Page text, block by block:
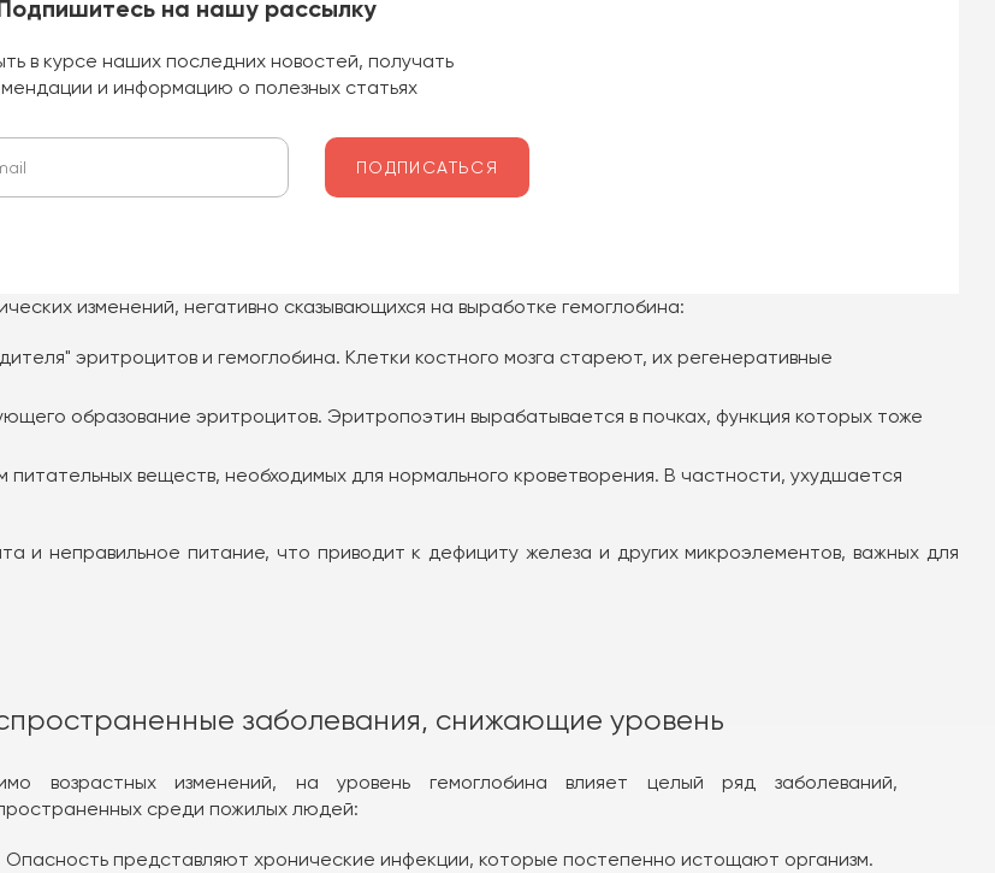
на нашу рассылку
в курсе наших последних новостей, получать
и информацию о полезных статьях
изменений, негативно сказывающихся на выработке гемоглобина:
эритроцитов и гемоглобина. Клетки костного мозга стареют, их регенеративные
образование эритроцитов. Эритропоэтин вырабатывается в почках, функция которых тоже
веществ, необходимых для нормального кроветворения. В частности, ухудшается
и неправильное питание, что приводит к дефициту железа и других микроэлементов, важных для
заболевания, снижающие уровень
возрастных изменений, на уровень гемоглобина влияет целый ряд заболеваний,
среди пожилых людей:
Опасность представляют хронические инфекции, которые постепенно истощают организм.